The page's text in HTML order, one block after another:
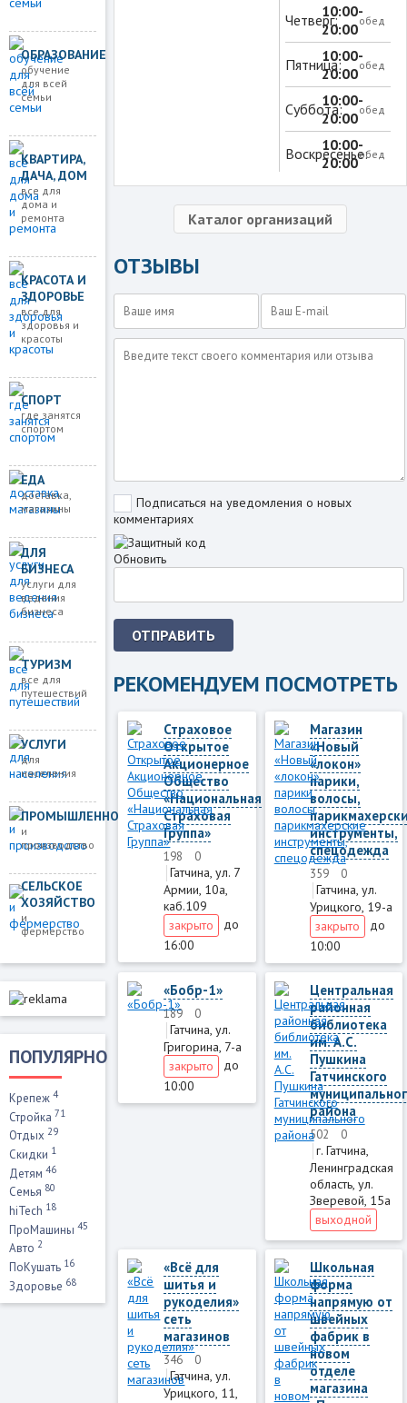
ОБРАЗОВАНИЕ
обучение
для всей
семьи
КВАРТИРА,
ДАЧА, ДОМ
все для
дома и
ремонта
КРАСОТА И
ЗДОРОВЬЕ
все для
здоровья и
красоты
СПОРТ
где занятся
спортом
ЕДА
доставка,
магазины
ДЛЯ
БИЗНЕСА
услуги для
ведения
бизнеса
ТУРИЗМ
все для
путешествий
УСЛУГИ
для
населения
ПРОМЫШЛЕННОСТЬ
и
производство
СЕЛЬСКОЕ
ХОЗЯЙСТВО
и
фермерство
ПОПУЛЯРНО
Крепеж 4
Стройка 71
Отдых 29
Скидки 1
Детям 46
Семья 80
hiTech 18
ПроМашины 45
Авто 2
ПоКушать 16
Здоровье 68
Четверг:10:00-
20:00обед
Пятница:10:00-
20:00обед
Суббота:10:00-
20:00обед
Воскресенье:
10:00-
20:00обед
Каталог организаций
ОТЗЫВЫ
Подписаться на уведомления о новых
комментариях
Обновить
ОТПРАВИТЬ
РЕКОМЕНДУЕМ ПОСМОТРЕТЬ
Страховое
Открытое
Акционерное
Общество
«Национальная
Страховая
Группа»
198 0
Гатчина, ул. 7
Армии, 10а,
каб.109
закрыто
до
16:00
Магазин
«Новый
«локон»
парики,
волосы,
инструменты,
спецодежда
359 0
Гатчина, ул.
Урицкого, 19-а
закрыто
до
10:00
«Бобр-1»
189 0
Гатчина, ул.
Григорина, 7-а
закрыто
до
10:00
Центральная
районная
библиотека
им. А.С.
Пушкина
Гатчинского
района
502 0
г. Гатчина,
Ленинградская
область, ул.
Зверевой, 15а
выходной
«Всё для
шитья и
рукоделия»
сеть
магазинов
346 0
Гатчина, ул.
Урицкого, 11,
Школьная
форма
напрямую от
швейных
фабрик в
новом
отделе
магазина